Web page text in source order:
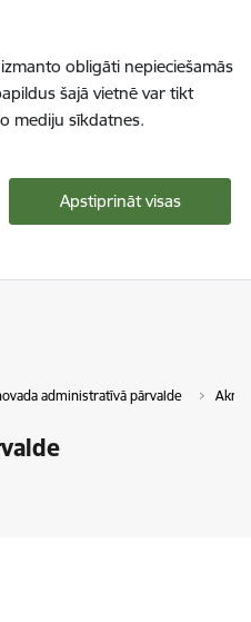
obligāti nepieciešamās
šajā vietnē var tikt
mediju sīkdatnes.
Apstiprināt visas
administratīvā pārvalde